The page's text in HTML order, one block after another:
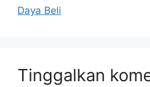
Daya Beli
Tinggalkan